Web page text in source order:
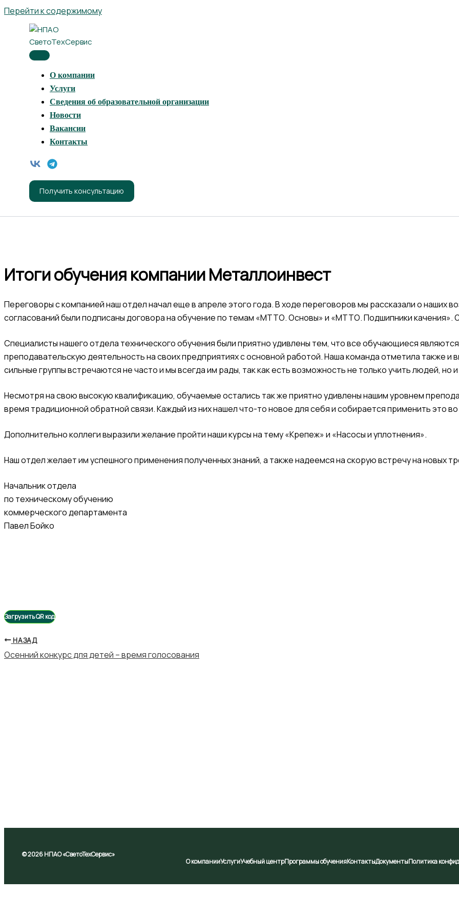
Перейти к содержимому
О компании
Услуги
Сведения об образовательной организации
Новости
Вакансии
Контакты
Получить консультацию
Итоги обучения компании Металлоинвест
Переговоры с компанией наш отдел начал еще в апреле этого года. В ходе переговоров мы рассказали о наших
согласований были подписаны договора на обучение по темам «МТТО. Основы» и «МТТО. Подшипники качения».
Специалисты нашего отдела технического обучения были приятно удивлены тем, что все обучающиеся
преподавательскую деятельность на своих предприятиях с основной работой. Наша команда отметила также и
сильные группы встречаются не часто и мы всегда им рады, так как есть возможность не только учить людей, но
Несмотря на свою высокую квалификацию, обучаемые остались так же приятно удивлены нашим уровнем
время традиционной обратной связи. Каждый из них нашел что-то новое для себя и собирается применить это
Дополнительно коллеги выразили желание пройти наши курсы на тему «Крепеж» и «Насосы и уплотнения».
Наш отдел желает им успешного применения полученных знаний, а также надеемся на скорую встречу на новых
Начальник отдела
по техническому обучению
коммерческого департамента
Павел Бойко
Загрузить QR код
НАЗАД
Осенний конкурс для детей – время голосования
© 2026 НПАО «СветоТехСервис»
О компанииУслугиУчебный центрПрограммы обученияКонтактыДокументыПолитика